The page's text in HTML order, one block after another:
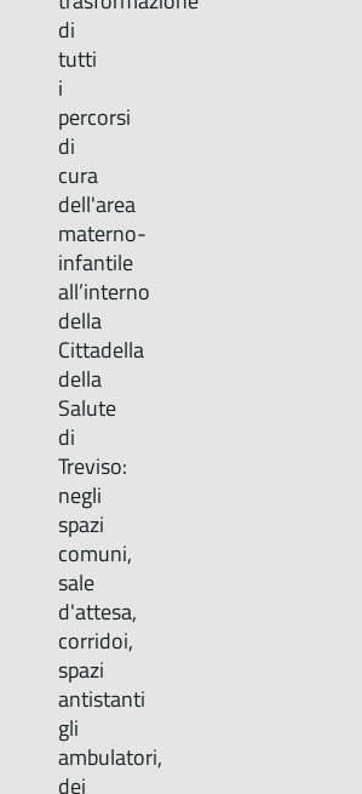
di
tutti
i
percorsi
di
cura
dell'area
materno-
infantile
all’interno
della
Cittadella
della
Salute
di
Treviso:
negli
spazi
comuni,
sale
d'attesa,
corridoi,
spazi
antistanti
gli
ambulatori,
dei